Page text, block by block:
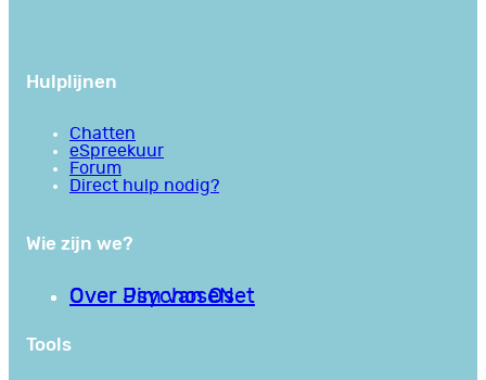
Hulplijnen
Chatten
eSpreekuur
Forum
Direct hulp nodig?
Wie zijn we?
Over PsychoseNet
Over Jim van Os
Tools